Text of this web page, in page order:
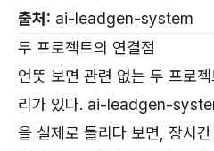
출처: ai-leadgen-system
두 프로젝트의 연결점
언뜻 보면 관련 없는 두 프로
리가 있다. ai-leadgen-
을 실제로 돌리다 보면, 장시